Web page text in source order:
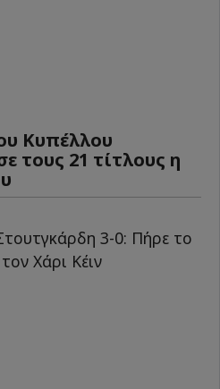
Κυπέλλου
τους 21 τίτλους η